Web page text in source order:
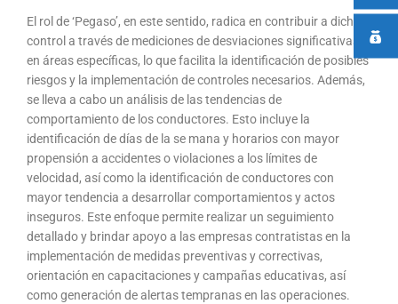
El rol de ‘Pegaso’, en este sentido, radica en contribuir a dicho
control a través de mediciones de desviaciones significativas
en áreas específicas, lo que facilita la identificación de posibles
riesgos y la implementación de controles necesarios. Además,
se lleva a cabo un análisis de las tendencias de
comportamiento de los conductores. Esto incluye la
identificación de días de la se mana y horarios con mayor
propensión a accidentes o violaciones a los límites de
velocidad, así como la identificación de conductores con
mayor tendencia a desarrollar comportamientos y actos
inseguros. Este enfoque permite realizar un seguimiento
detallado y brindar apoyo a las empresas contratistas en la
implementación de medidas preventivas y correctivas,
orientación en capacitaciones y campañas educativas, así
como generación de alertas tempranas en las operaciones.